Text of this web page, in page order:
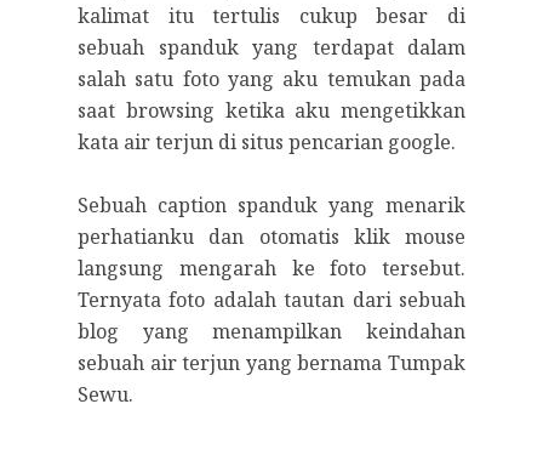
kalimat itu tertulis cukup besar di
sebuah spanduk yang terdapat dalam
salah satu foto yang aku temukan pada
saat browsing ketika aku mengetikkan
kata air terjun di situs pencarian google.
Sebuah caption spanduk yang menarik
perhatianku dan otomatis klik mouse
langsung mengarah ke foto tersebut.
Ternyata foto adalah tautan dari sebuah
blog yang menampilkan keindahan
sebuah air terjun yang bernama Tumpak
Sewu.